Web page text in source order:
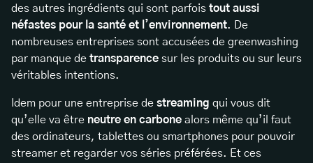
des autres ingrédients qui sont parfois tout aussi
néfastes pour la santé et l’environnement. De
nombreuses entreprises sont accusées de greenwashing
par manque de transparence sur les produits ou sur leurs
véritables intentions.
Idem pour une entreprise de streaming qui vous dit
qu’elle va être neutre en carbone alors même qu’il faut
des ordinateurs, tablettes ou smartphones pour pouvoir
streamer et regarder vos séries préférées. Et ces